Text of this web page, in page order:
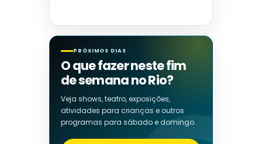
PRÓXIMOS DIAS
O que fazer neste fim
de semana no Rio?
Veja shows, teatro, exposições,
atividades para crianças e outros
programas para sábado e domingo.